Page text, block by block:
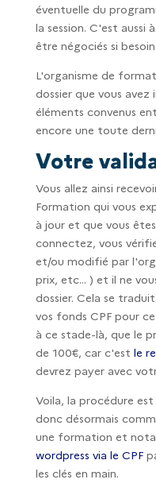
éventuelle du
la session. C'est aussi
être négociés si
L'organisme de
dossier que vous
éléments convenus
encore une toute
Votre
Vous allez ainsi
Formation qui vous
à jour et que vous
connectez, vous
et/ou modifié par
prix, etc... ) et il ne
dossier. Cela se
vos fonds CPF pour
à ce stade-là, que le
de 100€, car c'est le
devrez payer avec
Voila, la procédure
donc désormais
une formation et
wordpress via le CPF
les clés en main.